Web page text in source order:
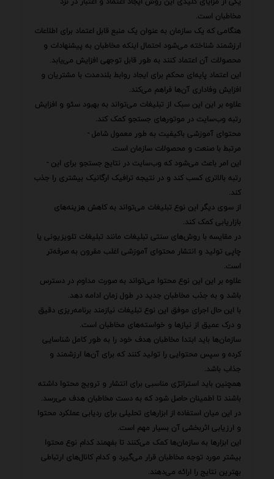
مخاطبان است.
هنگامی که یک سازمان به عنوان یک منبع قابل اعتماد برای اطلاعات
ارزشمند شناخته می‌شود احتمال اینکه مخاطبان به پیشنهادات و
محصولات آن اعتماد کنند به طور قابل توجهی افزایش می‌یابد.
این اعتماد پایه‌ای محکم برای ایجاد روابط بلندمدت با مشتریان و
افزایش وفاداری آن‌ها فراهم می‌کند.
علاوه بر این این سبک از تبلیغات می‌تواند به بهبود سئو و افزایش
رتبه وب‌سایت در موتورهای جستجو کمک کند.
محتوای آموزشی باکیفیت به طور معمول شامل -
مرتبط با صنعت و محصولات سازمان است.
این امر باعث می‌شود که وب‌سایت در نتایج جستجو برای این -
رتبه بالاتری کسب کند و در نتیجه ترافیک ارگانیک بیشتری را جذب
کند.
از سوی دیگر این نوع تبلیغات می‌تواند به کاهش هزینه‌های
بازاریابی کمک کند.
در مقایسه با روش‌های سنتی تبلیغات مانند تبلیغات تلویزیونی یا
چاپی تولید و انتشار محتوای آموزشی اغلب مقرون به صرفه‌تر
است.
علاوه بر این این نوع محتوا می‌تواند به صورت مداوم در دسترس
باشد و به جذب مخاطبان جدید در طول زمان ادامه دهد.
با این حال اجرای موفق این نوع تبلیغات نیازمند برنامه‌ریزی دقیق
و درک عمیق از نیازها و خواسته‌های مخاطبان است.
سازمان‌ها باید ابتدا مخاطبان هدف خود را به طور کامل شناسایی
کرده و سپس محتوایی را تولید کنند که برای آن‌ها ارزشمند و
جذاب باشد.
همچنین باید استراتژی مناسبی برای انتشار و ترویج محتوا داشته
باشند تا اطمینان حاصل شود که به دست مخاطبان هدف می‌رسد.
در این میان استفاده از ابزارهای تحلیلی برای ردیابی عملکرد محتوا
و ارزیابی اثربخشی آن بسیار مهم است.
این ابزارها به سازمان‌ها کمک می‌کنند تا بفهمند کدام نوع محتوا
بیشتر مورد توجه مخاطبان قرار می‌گیرد و کدام کانال‌های ارتباطی
بهترین نتایج را ارائه می‌دهند.